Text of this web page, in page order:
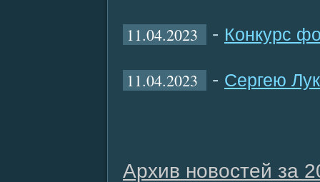
11.04.2023 - Конкурс
11.04.2023 - Сергею
Архив новостей за